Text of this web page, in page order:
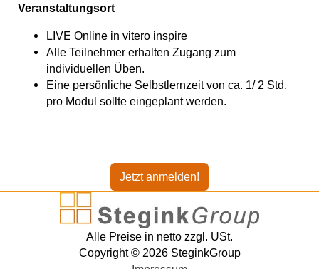
Veranstaltungsort
LIVE Online in vitero inspire
Alle Teilnehmer erhalten Zugang zum
individuellen Üben.
Eine persönliche Selbstlernzeit von ca. 1/ 2 Std.
pro Modul sollte eingeplant werden.
Jetzt anmelden!
Alle Preise in netto zzgl. USt.
Copyright © 2026 SteginkGroup